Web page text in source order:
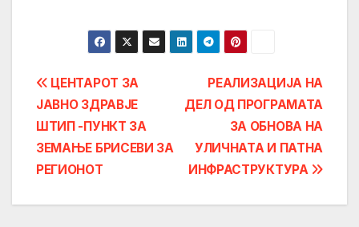
Post
navigation
РЕАЛИЗАЦИЈА НА
ДЕЛ ОД ПРОГРАМАТА
ЗА ОБНОВА НА
УЛИЧНАТА И ПАТНА
ИНФРАСТРУКТУРА
ЦЕНТАРОТ ЗА
ЈАВНО ЗДРАВЈЕ
ШТИП -ПУНКТ ЗА
ЗЕМАЊЕ БРИСЕВИ ЗА
РЕГИОНОТ